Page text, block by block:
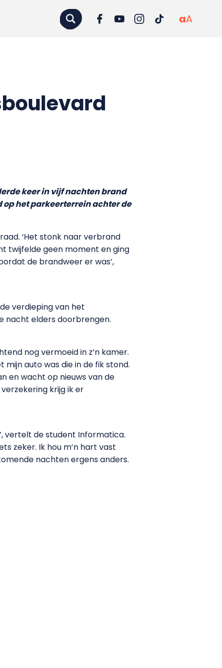
aA
keer in vijf nachten brand
op het parkeerterrein achter de
‘Het stonk naar verbrand
twijfelde geen moment en ging
de brandweer er was’,
verdieping van het
nacht elders doorbrengen.
nog vermoeid in z’n kamer.
auto was die in de fik stond.
en wacht op nieuws van de
krijg ik er
vertelt de student Informatica.
zeker. Ik hou m’n hart vast
nachten ergens anders.